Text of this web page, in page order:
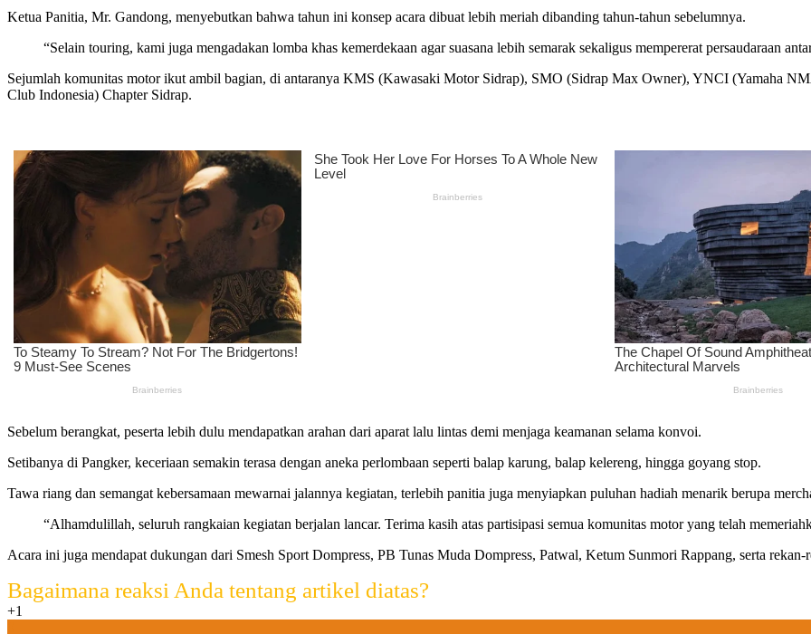
Ketua Panitia, Mr. Gandong, menyebutkan bahwa tahun ini konsep acara dibuat lebih meriah dibanding tahun-tahun sebelumnya.
“Selain touring, kami juga mengadakan lomba khas kemerdekaan agar suasana lebih semarak sekaligus mempererat persaudaraan
Sejumlah komunitas motor ikut ambil bagian, di antaranya KMS (Kawasaki Motor Sidrap), SMO (Sidrap Max Owner), YNCI (Yamaha
Club Indonesia) Chapter Sidrap.
Sebelum berangkat, peserta lebih dulu mendapatkan arahan dari aparat lalu lintas demi menjaga keamanan selama konvoi.
Setibanya di Pangker, keceriaan semakin terasa dengan aneka perlombaan seperti balap karung, balap kelereng, hingga goyang stop.
Tawa riang dan semangat kebersamaan mewarnai jalannya kegiatan, terlebih panitia juga menyiapkan puluhan hadiah menarik berupa
“Alhamdulillah, seluruh rangkaian kegiatan berjalan lancar. Terima kasih atas partisipasi semua komunitas motor yang telah
Acara ini juga mendapat dukungan dari Smesh Sport Dompress, PB Tunas Muda Dompress, Patwal, Ketum Sunmori Rappang, serta
Bagaimana reaksi Anda tentang artikel diatas?
+1